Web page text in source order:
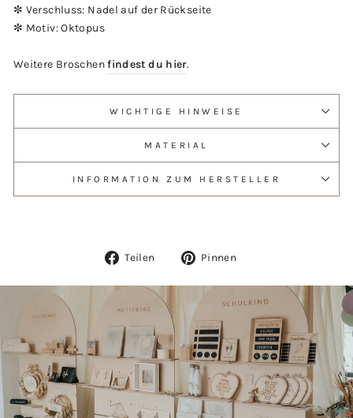
✼ Verschluss: Nadel auf der Rückseite
✼ Motiv: Oktopus
Weitere Broschenfindest du hier.
WICHTIGE HINWEISE
MATERIAL
INFORMATION ZUM HERSTELLER
Teilen
Auf
Pinnen